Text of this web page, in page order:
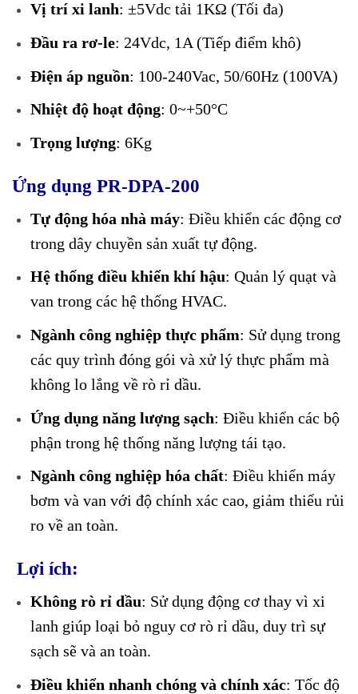
Vị trí xi lanh: ±5Vdc tải 1KΩ (Tối đa)
Đầu ra rơ-le: 24Vdc, 1A (Tiếp điểm khô)
Điện áp nguồn: 100-240Vac, 50/60Hz (100VA)
Nhiệt độ hoạt động: 0~+50°C
Trọng lượng: 6Kg
Ứng dụng PR-DPA-200
Tự động hóa nhà máy: Điều khiển các động cơ
trong dây chuyền sản xuất tự động.
Hệ thống điều khiển khí hậu: Quản lý quạt và
van trong các hệ thống HVAC.
Ngành công nghiệp thực phẩm: Sử dụng trong
các quy trình đóng gói và xử lý thực phẩm mà
không lo lắng về rò rỉ dầu.
Ứng dụng năng lượng sạch: Điều khiển các bộ
phận trong hệ thống năng lượng tái tạo.
Ngành công nghiệp hóa chất: Điều khiển máy
bơm và van với độ chính xác cao, giảm thiểu rủi
ro về an toàn.
Lợi ích:
Không rò rỉ dầu: Sử dụng động cơ thay vì xi
lanh giúp loại bỏ nguy cơ rò rỉ dầu, duy trì sự
sạch sẽ và an toàn.
Điều khiển nhanh chóng và chính xác: Tốc độ